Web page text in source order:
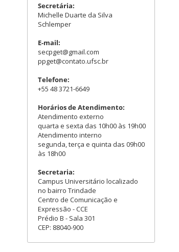
Secretária:
Michelle Duarte da Silva
Schlemper
E-mail:
secpget@gmail.com
ppget@contato.ufsc.br
Telefone:
+55 48 3721-6649
Horários de Atendimento:
Atendimento externo
quarta e sexta das 10h00 às 19h00
Atendimento interno
segunda, terça e quinta das 09h00
às 18h00
Secretaria:
Campus Universitário localizado
no bairro Trindade
Centro de Comunicação e
Expressão - CCE
Prédio B - Sala 301
CEP: 88040-900